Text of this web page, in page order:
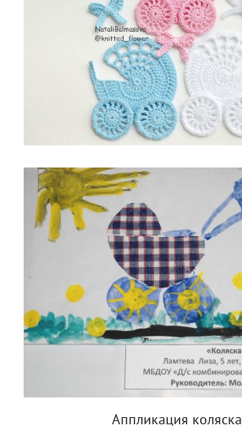
Аппликация коляска